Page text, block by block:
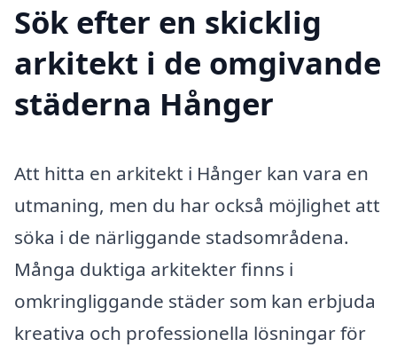
Sök efter en skicklig
arkitekt i de omgivande
städerna Hånger
Att hitta en arkitekt i Hånger kan vara en
utmaning, men du har också möjlighet att
söka i de närliggande stadsområdena.
Många duktiga arkitekter finns i
omkringliggande städer som kan erbjuda
kreativa och professionella lösningar för